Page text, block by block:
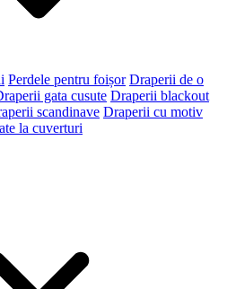
Perdele pentru foișor Draperii de o
gata cusute Draperii blackout
scandinave Draperii cu motiv
la cuverturi